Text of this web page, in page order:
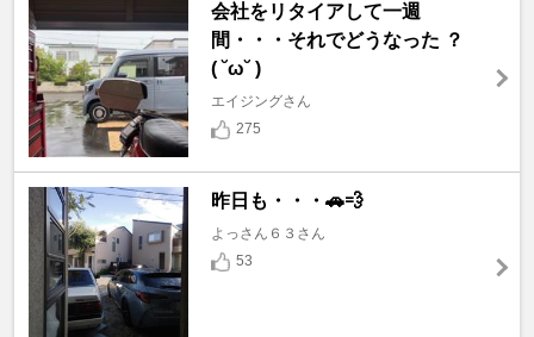
会社をリタイアして一週
間・・・それでどうなった ？
( ˘ω˘ )
エイジングさん
275
昨日も・・・🚗💨
よっさん６３さん
53